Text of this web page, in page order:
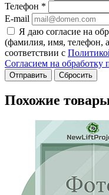
Телефон *
E-mail
Я даю согласие на
(фамилия, имя, телефон,
соответствии с
Согласием на обработку
Сбросить
Похожие